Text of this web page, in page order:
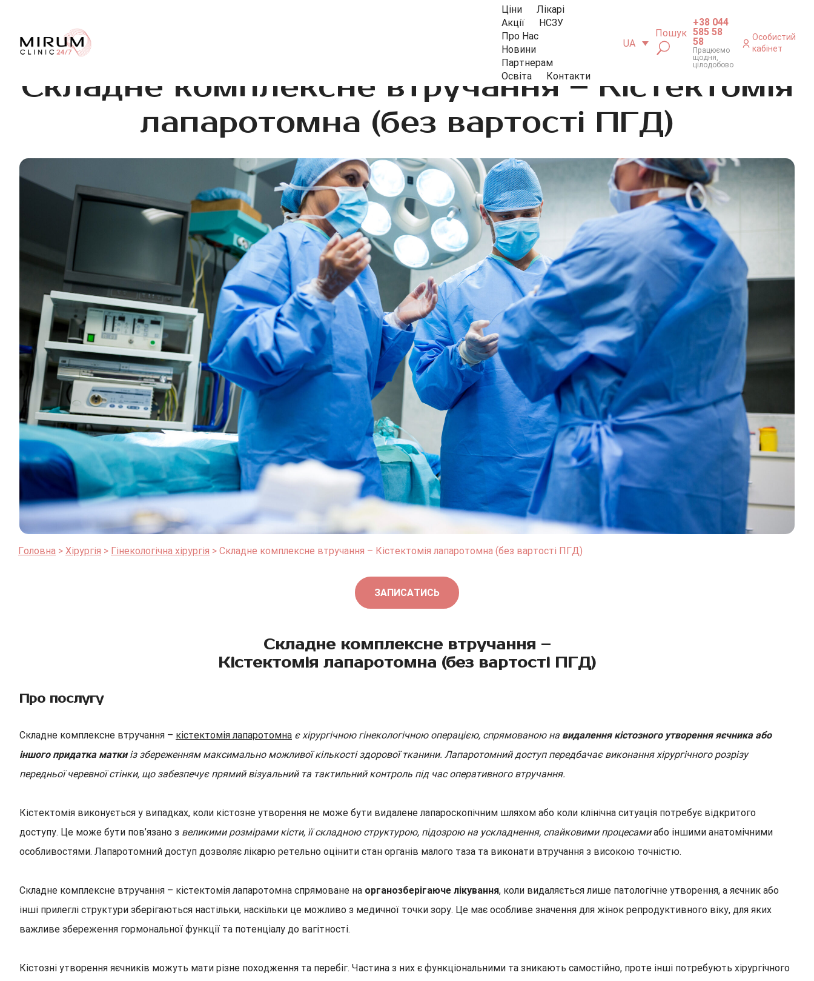
Ціни
Лікарі
Акції
НСЗУ
Про Нас
Новини
Партнерам
Освіта
Контакти
UA
Пошук
+38 044
585 58
58
Працюємо
щодня,
цілодобово
Особистий
кабінет
Складне комплексне втручання – Кістектомія
лапаротомна (без вартості ПГД)
Головна Хірургія Гінекологічна хірургія Складне комплексне втручання – Кістектомія лапаротомна (без вартості ПГД)
ЗАПИСАТИСЬ
Складне комплексне втручання –
Кістектомія лапаротомна (без вартості ПГД)
Про послугу
Складне комплексне втручання – кістектомія лапаротомна є хірургічною гінекологічною операцією, спрямованою на видалення кістозного утворення яєчника або
іншого придатка маткиіз збереженням максимально можливої кількості здорової тканини. Лапаротомний доступ передбачає виконання хірургічного розрізу
передньої черевної стінки, що забезпечує прямий візуальний та тактильний контроль під час оперативного втручання.
Кістектомія виконується у випадках, коли кістозне утворення не може бути видалене лапароскопічним шляхом або коли клінічна ситуація потребує відкритого
доступу. Це може бути пов’язано з великими розмірами кісти, її складною структурою, підозрою на ускладнення, спайковими процесамиабо іншими анатомічними
особливостями. Лапаротомний доступ дозволяє лікарю ретельно оцінити стан органів малого таза та виконати втручання з високою точністю.
Складне комплексне втручання – кістектомія лапаротомна спрямоване на органозберігаюче лікування, коли видаляється лише патологічне утворення, а яєчник або
інші прилеглі структури зберігаються настільки, наскільки це можливо з медичної точки зору. Це має особливе значення для жінок репродуктивного віку, для яких
важливе збереження гормональної функції та потенціалу до вагітності.
Кістозні утворення яєчників можуть мати різне походження та перебіг. Частина з них є функціональними та зникають самостійно, проте інші потребують хірургічного